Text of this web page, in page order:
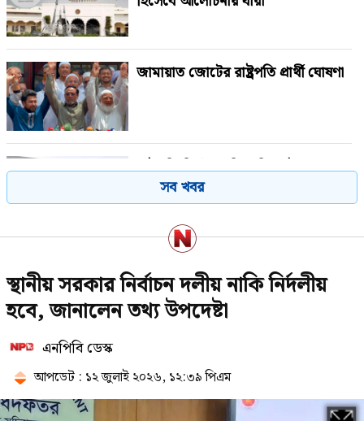
জামায়াত জোটের রাষ্ট্রপতি প্রার্থী ঘোষণা
রাষ্ট্রপতি নির্বাচনে বিএনপির দুই
মনোনয়নপত্র সংগ্রহ
পরাজয় জেনেও যে কারণে রাষ্ট্রপতি পদে
প্রার্থী দিচ্ছে জামায়াত
কমিটি, নেতৃত্বে অর্থমন্ত্রী
সব খবর
স্থানীয় সরকার নির্বাচন দলীয় নাকি নির্দলীয়
হবে, জানালেন তথ্য উপদেষ্টা
এনপিবি ডেস্ক
আপডেট : ১২ জুলাই ২০২৬, ১২:৩৯ পিএম